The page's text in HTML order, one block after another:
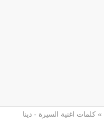
» كلمات اغنية السيرة - دينا